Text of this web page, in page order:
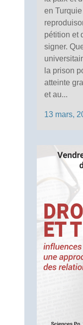
en
pétition et
signer.
la prison
atteinte
et au...
13 mars,